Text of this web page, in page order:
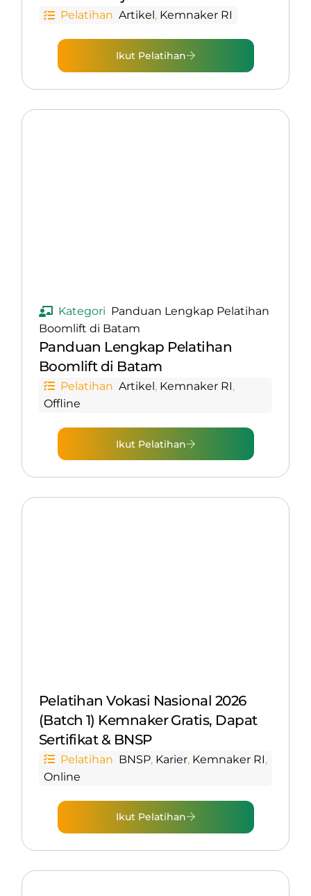
Pelatihan Artikel, Kemnaker RI
Ikut Pelatihan
Kategori Panduan Lengkap Pelatihan
Boomlift di Batam
Panduan Lengkap Pelatihan
Boomlift di Batam
Pelatihan Artikel, Kemnaker RI,
Offline
Ikut Pelatihan
Pelatihan Vokasi Nasional 2026
(Batch 1) Kemnaker Gratis, Dapat
Sertifikat & BNSP
Pelatihan BNSP, Karier, Kemnaker RI,
Online
Ikut Pelatihan